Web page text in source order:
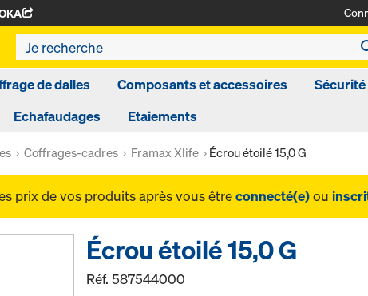
de dalles Composants et accessoires
Sécurité
Echafaudages
Etaiements
Coffrages-cadres Framax Xlife Écrou étoilé 15,0 G
prix de vos produits après vous êtreconnecté(e)ou
Écrou étoilé 15,0 G
Réf.587544000